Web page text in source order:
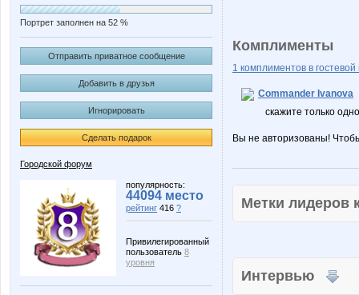
Портрет заполнен на 52 %
Отправить приватное сообщение
Добавить в друзья
Игнорировать
Сделать подарок
Городской форум
популярность:
44094 место
рейтинг 416 ?
Привилегированный
пользователь 8
уровня
Комплименты
1 комплиментов в гостевой
Commander Ivanova
скажите только
Вы не авторизованы!
Метки
Интервью